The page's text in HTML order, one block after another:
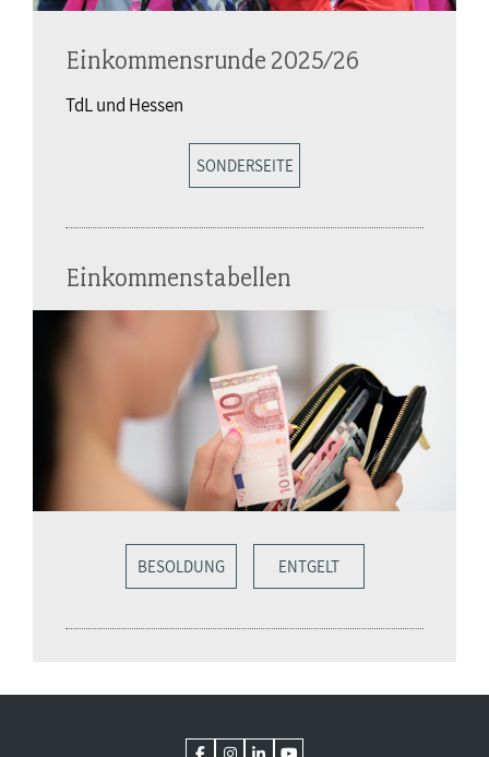
Einkommensrunde 2025/26
TdL und Hessen
SONDERSEITE
Einkommenstabellen
BESOLDUNG ENTGELT